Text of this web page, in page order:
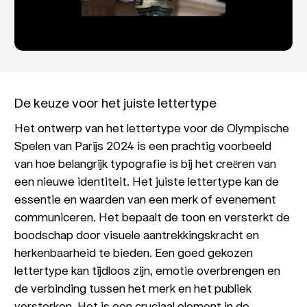
De keuze voor het juiste lettertype
Het ontwerp van het lettertype voor de Olympische
Spelen van Parijs 2024 is een prachtig voorbeeld
van hoe belangrijk typografie is bij het creëren van
een nieuwe identiteit. Het juiste lettertype kan de
essentie en waarden van een merk of evenement
communiceren. Het bepaalt de toon en versterkt de
boodschap door visuele aantrekkingskracht en
herkenbaarheid te bieden. Een goed gekozen
lettertype kan tijdloos zijn, emotie overbrengen en
de verbinding tussen het merk en het publiek